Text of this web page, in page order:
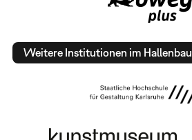
Weitere Institutionen im Hallenbau